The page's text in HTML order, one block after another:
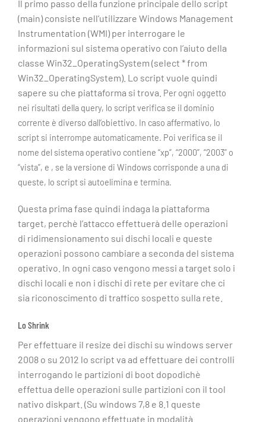
Il primo passo della funzione principale dello script
(main) consiste nell’utilizzare Windows Management
Instrumentation (WMI) per interrogare le
informazioni sul sistema operativo con l’aiuto della
classe Win32_OperatingSystem (select * from
Win32_OperatingSystem). Lo script vuole quindi
sapere su che piattaforma si trova. Per ogni oggetto
nei risultati della query, lo script verifica se il dominio
corrente è diverso dall’obiettivo. In caso affermativo, lo
script si interrompe automaticamente. Poi verifica se il
nome del sistema operativo contiene “xp”, “2000”, “2003” o
“vista”, e , se la versione di Windows corrisponde a una di
queste, lo script si autoelimina e termina.
Questa prima fase quindi indaga la piattaforma
target, perchè l’attacco effettuerà delle operazioni
di ridimensionamento sui dischi locali e queste
operazioni possono cambiare a seconda del sistema
operativo. In ogni caso vengono messi a target solo i
dischi locali e non i dischi di rete per evitare che ci
sia riconoscimento di traffico sospetto sulla rete.
Lo Shrink
Per effettuare il resize dei dischi su windows server
2008 o su 2012 lo script va ad effettuare dei controlli
interrogando le partizioni di boot dopodichè
effettua delle operazioni sulle partizioni con il tool
nativo diskpart. (Su windows 7,8 e 8.1 queste
operazioni vengono effettuate in modalità